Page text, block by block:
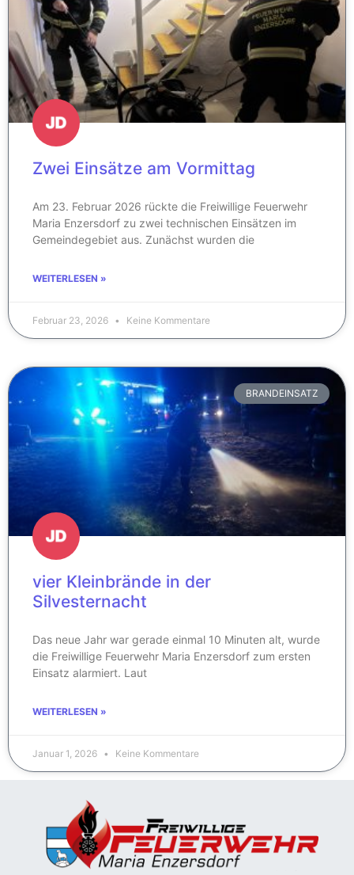
Zwei Einsätze am Vormittag
Am 23. Februar 2026 rückte die Freiwillige Feuerwehr
Maria Enzersdorf zu zwei technischen Einsätzen im
Gemeindegebiet aus. Zunächst wurden die
WEITERLESEN »
Februar 23, 2026 Keine Kommentare
BRANDEINSATZ
vier Kleinbrände in der
Silvesternacht
Das neue Jahr war gerade einmal 10 Minuten alt, wurde
die Freiwillige Feuerwehr Maria Enzersdorf zum ersten
Einsatz alarmiert. Laut
WEITERLESEN »
Januar 1, 2026 Keine Kommentare